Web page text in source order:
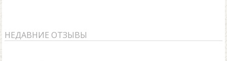
НЕДАВНИЕ ОТЗЫВЫ